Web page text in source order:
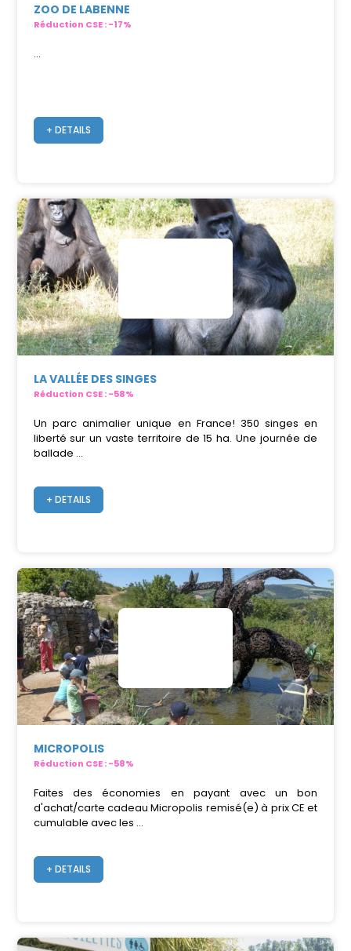
ZOO DE LABENNE
Réduction CSE : -17%
...
+ DETAILS
LA VALLÉE DES SINGES
Réduction CSE : -58%
Un parc animalier unique en France! 350 singes en
liberté sur un vaste territoire de 15 ha. Une journée de
ballade ...
+ DETAILS
MICROPOLIS
Réduction CSE : -58%
Faites des économies en payant avec un bon
d'achat/carte cadeau Micropolis remisé(e) à prix CE et
cumulable avec les ...
+ DETAILS